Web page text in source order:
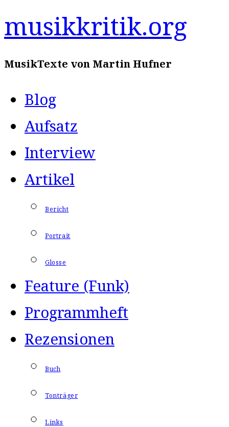
Zum
Inhalt
springen
musikkritik.org
MusikTexte von Martin Hufner
Blog
Aufsatz
Interview
Artikel
Bericht
Portrait
Glosse
Feature (Funk)
Programmheft
Rezensionen
Buch
Tonträger
Links